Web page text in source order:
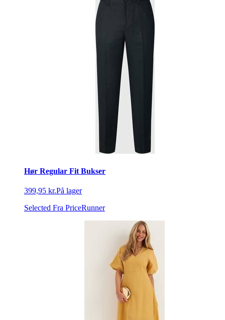
Hør Regular Fit Bukser
399,95 kr.På lager
Selected Fra PriceRunner